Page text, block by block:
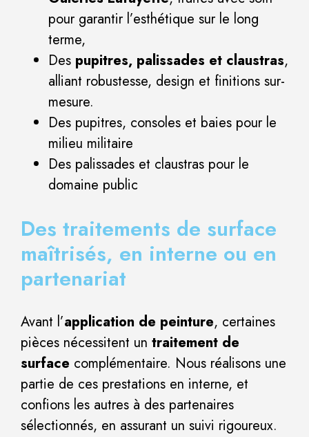
pour garantir l’esthétique sur le long
terme,
Des pupitres, palissades et claustras,
alliant robustesse, design et finitions sur-
mesure.
Des pupitres, consoles et baies pour le
milieu militaire
Des palissades et claustras pour le
domaine public
Des traitements de surface
maîtrisés, en interne ou en
partenariat
Avant l’application de peinture, certaines
pièces nécessitent un traitement de
surface complémentaire. Nous réalisons une
partie de ces prestations en interne, et
confions les autres à des partenaires
sélectionnés, en assurant un suivi rigoureux.